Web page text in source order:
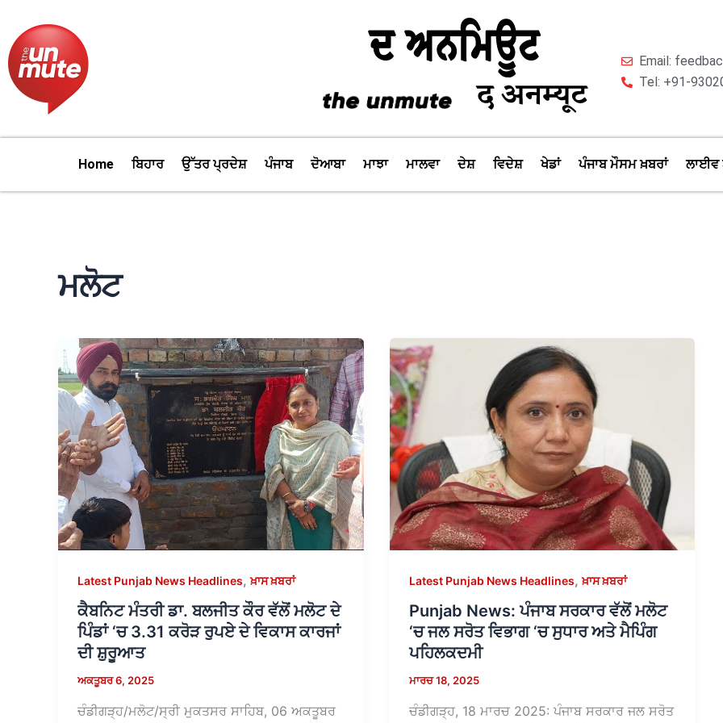
content
Email:
Tel: +91-
Home ਬਿਹਾਰ ਉੱਤਰ ਪ੍ਰਦੇਸ਼ ਪੰਜਾਬ ਦੋਆਬਾ ਮਾਝਾ ਮਾਲਵਾ ਦੇਸ਼ ਵਿਦੇਸ਼ ਖੇਡਾਂ ਪੰਜਾਬ ਮੌਸਮ ਖ਼ਬਰਾਂ ਲਾਈਵ
ਮਲੋਟ
Latest Punjab News Headlines,ਖ਼ਾਸ ਖ਼ਬਰਾਂ
ਕੈਬਨਿਟ ਮੰਤਰੀ ਡਾ. ਬਲਜੀਤ ਕੌਰ ਵੱਲੋਂ ਮਲੋਟ ਦੇ
ਪਿੰਡਾਂ ‘ਚ 3.31 ਕਰੋੜ ਰੁਪਏ ਦੇ ਵਿਕਾਸ ਕਾਰਜਾਂ
ਦੀ ਸ਼ੁਰੂਆਤ
ਅਕਤੂਬਰ 6, 2025
ਚੰਡੀਗੜ੍ਹ/ਮਲੋਟ/ਸ੍ਰੀ ਮੁਕਤਸਰ ਸਾਹਿਬ, 06 ਅਕਤੂਬਰ
Latest Punjab News Headlines,ਖ਼ਾਸ ਖ਼ਬਰਾਂ
Punjab News: ਪੰਜਾਬ ਸਰਕਾਰ ਵੱਲੋਂ ਮਲੋਟ
‘ਚ ਜਲ ਸਰੋਤ ਵਿਭਾਗ ‘ਚ ਸੁਧਾਰ ਅਤੇ ਮੈਪਿੰਗ
ਪਹਿਲਕਦਮੀ
ਮਾਰਚ 18, 2025
ਚੰਡੀਗੜ੍ਹ, 18 ਮਾਰਚ 2025: ਪੰਜਾਬ ਸਰਕਾਰ ਜਲ ਸਰੋਤ